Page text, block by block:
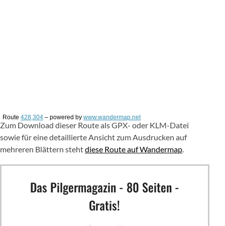
Route 428,304 – powered by www.wandermap.net
Zum Download dieser Route als GPX- oder KLM-Datei
sowie für eine detaillierte Ansicht zum Ausdrucken auf
mehreren Blättern stehtdiese Route auf Wandermap.
Das Pilgermagazin - 80 Seiten -
Gratis!